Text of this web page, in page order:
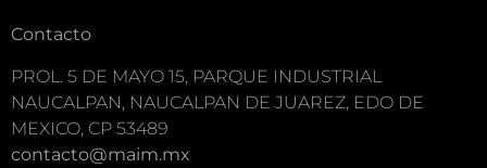
Contacto
PROL. 5 DE MAYO 15, PARQUE INDUSTRIAL
NAUCALPAN, NAUCALPAN DE JUAREZ, EDO DE
MEXICO, CP 53489
contacto@maim.mx